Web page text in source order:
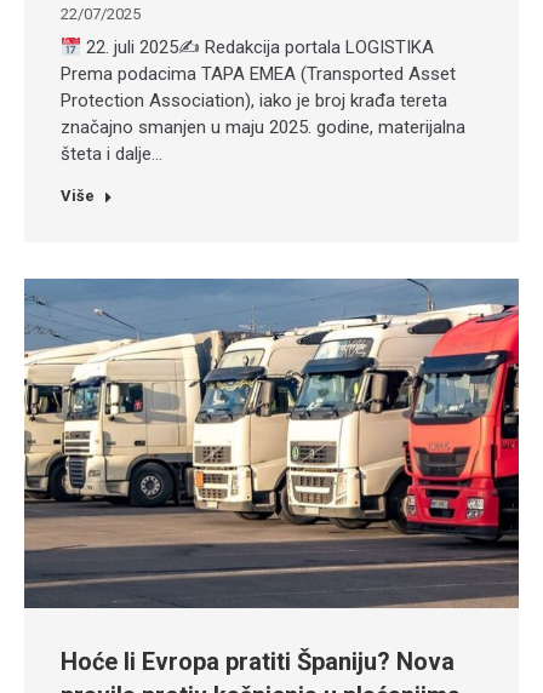
22/07/2025
22. juli 2025✍ Redakcija portala LOGISTIKA
Prema podacima TAPA EMEA (Transported Asset
Protection Association), iako je broj krađa tereta
značajno smanjen u maju 2025. godine, materijalna
šteta i dalje…
Više
Hoće li Evropa pratiti Španiju? Nova